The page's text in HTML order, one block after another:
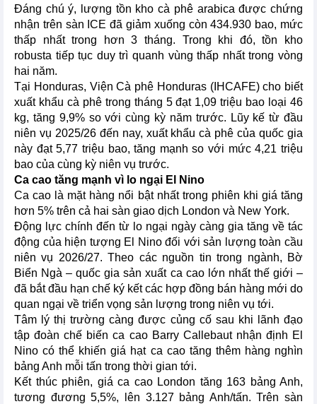
Đáng chú ý, lượng tồn kho cà phê arabica được chứng
nhận trên sàn ICE đã giảm xuống còn 434.930 bao, mức
thấp nhất trong hơn 3 tháng. Trong khi đó, tồn kho
robusta tiếp tục duy trì quanh vùng thấp nhất trong vòng
hai năm.
Tại Honduras, Viện Cà phê Honduras (IHCAFE) cho biết
xuất khẩu cà phê trong tháng 5 đạt 1,09 triệu bao loại 46
kg, tăng 9,9% so với cùng kỳ năm trước. Lũy kế từ đầu
niên vụ 2025/26 đến nay, xuất khẩu cà phê của quốc gia
này đạt 5,77 triệu bao, tăng mạnh so với mức 4,21 triệu
bao của cùng kỳ niên vụ trước.
Ca cao tăng mạnh vì lo ngại El Nino
Ca cao là mặt hàng nổi bật nhất trong phiên khi giá tăng
hơn 5% trên cả hai sàn giao dịch London và New York.
Động lực chính đến từ lo ngại ngày càng gia tăng về tác
động của hiện tượng El Nino đối với sản lượng toàn cầu
niên vụ 2026/27. Theo các nguồn tin trong ngành, Bờ
Biển Ngà – quốc gia sản xuất ca cao lớn nhất thế giới –
đã bắt đầu hạn chế ký kết các hợp đồng bán hàng mới do
quan ngại về triển vọng sản lượng trong niên vụ tới.
Tâm lý thị trường càng được củng cố sau khi lãnh đạo
tập đoàn chế biến ca cao Barry Callebaut nhận định El
Nino có thể khiến giá hạt ca cao tăng thêm hàng nghìn
bảng Anh mỗi tấn trong thời gian tới.
Kết thúc phiên, giá ca cao London tăng 163 bảng Anh,
tương đương 5,5%, lên 3.127 bảng Anh/tấn. Trên sàn